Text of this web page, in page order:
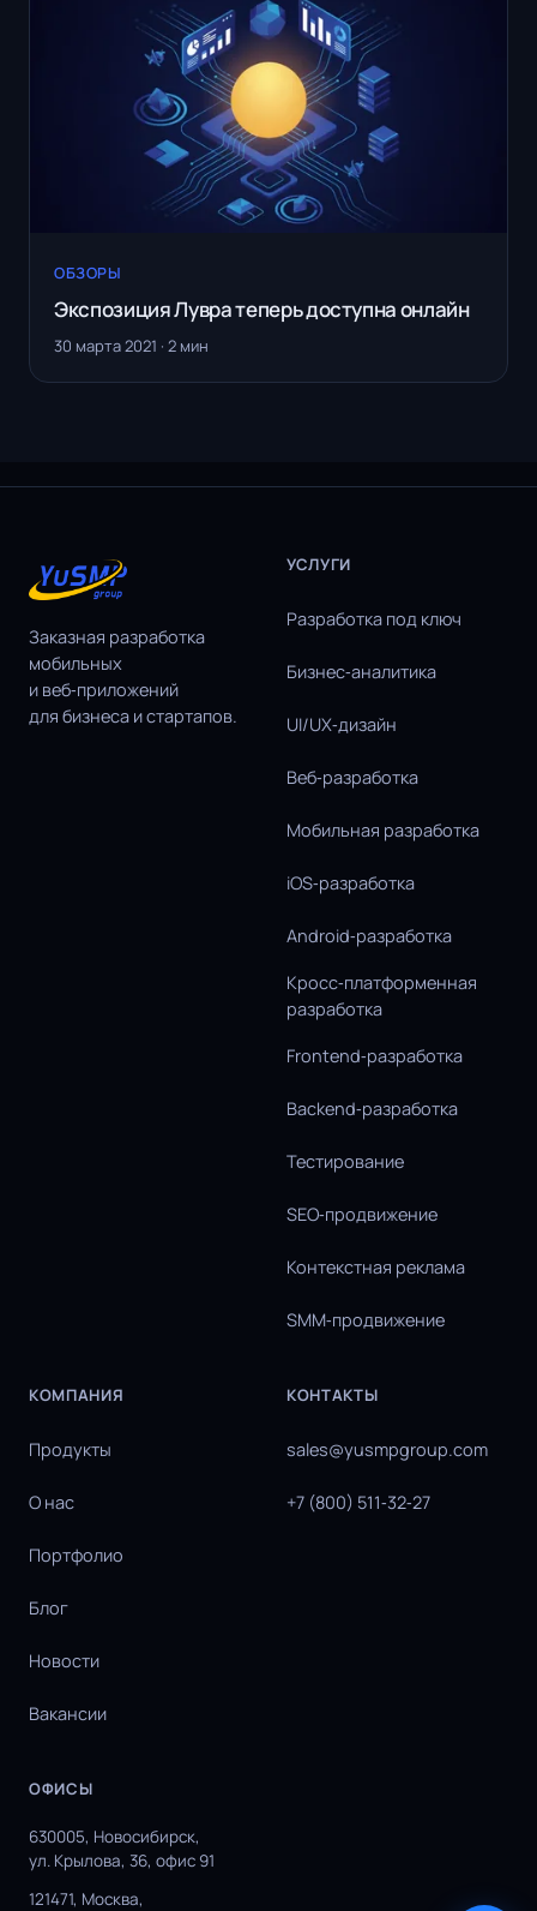
ОБЗОРЫ
Экспозиция Лувра теперь доступна онлайн
30 марта 2021 · 2 мин
Заказная разработка
мобильных
и веб‑приложений
для бизнеса и стартапов.
УСЛУГИ
Разработка под ключ
Бизнес‑аналитика
UI/UX‑дизайн
Веб‑разработка
Мобильная разработка
iOS‑разработка
Android‑разработка
Кросс‑платформенная
разработка
Frontend‑разработка
Backend‑разработка
Тестирование
SEO‑продвижение
Контекстная реклама
SMM‑продвижение
КОМПАНИЯ
Продукты
О нас
Портфолио
Блог
Новости
Вакансии
КОНТАКТЫ
sales@yusmpgroup.com
+7 (800) 511‑32‑27
ОФИСЫ
630005, Новосибирск,
ул. Крылова, 36, офис 91
121471, Москва,